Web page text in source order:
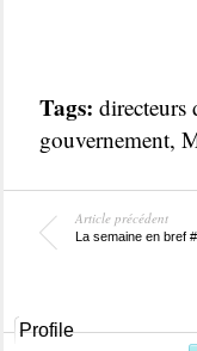
Tags: directeurs
gouvernement,
Article précédent
La semaine en bref
Profile